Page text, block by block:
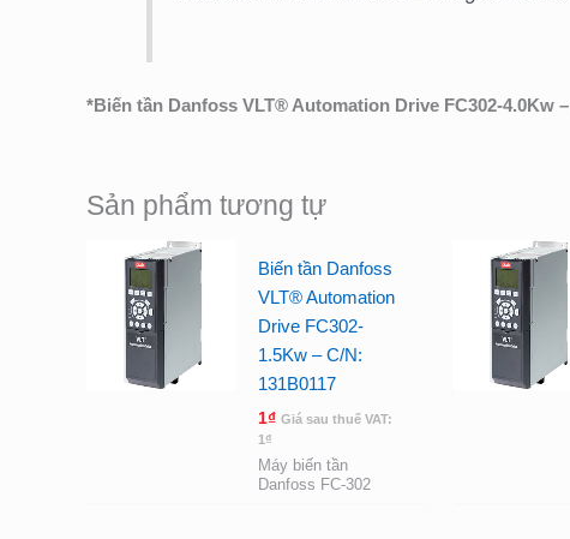
*Biến tần Danfoss VLT® Automation Drive FC302-4.0Kw
Sản phẩm tương tự
Biến tần Danfoss
VLT® Automation
Drive FC302-
1.5Kw – C/N:
131B0117
1₫ Giá sau thuế VAT:
1 ₫
Máy biến tần
Danfoss FC-302